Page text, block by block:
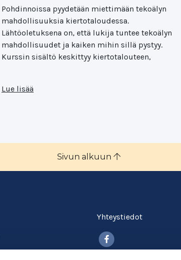
Pohdinnoissa pyydetään miettimään tekoälyn
mahdollisuuksia kiertotaloudessa.
Lähtöoletuksena on, että lukija tuntee tekoälyn
mahdollisuudet ja kaiken mihin sillä pystyy.
Kurssin sisältö keskittyy kiertotalouteen,
Lue lisää
Sivun alkuun
Yhteystiedot